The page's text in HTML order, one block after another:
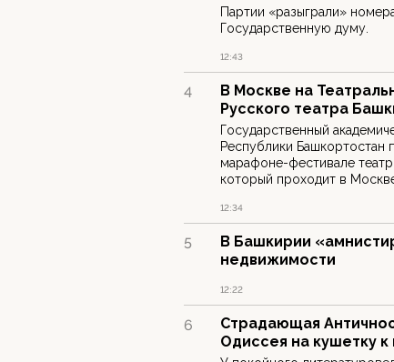
Партии «разыграли»
Государственную думу.
12:43
4
В Москве на
Русского театра
Государственный
Республики Башкортостан
марафоне-фестивале
который проходит в
12:34
5
В Башкирии
недвижимости
12:22
6
Страдающая
Одиссея на кушетку к